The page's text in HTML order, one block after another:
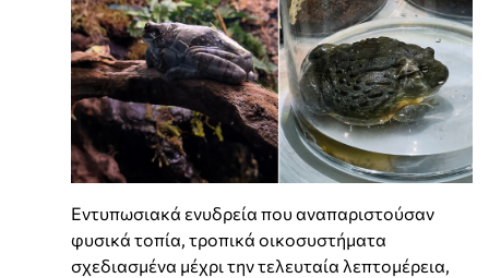
Εντυπωσιακά ενυδρεία που αναπαριστούσαν
φυσικά τοπία, τροπικά οικοσυστήματα
σχεδιασμένα μέχρι την τελευταία λεπτομέρεια,